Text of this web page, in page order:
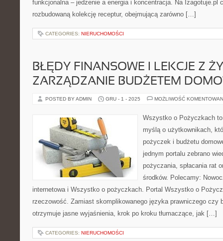
funkcjonalna – jedzenie a energia i koncentracja. Na Izagotuje.pl
rozbudowaną kolekcję receptur, obejmującą zarówno […]
CATEGORIES: NIERUCHOMOŚCI
BŁĘDY FINANSOWE I LEKCJE Z
ZARZĄDZANIE BUDŻETEM
POSTED BY ADMIN GRU - 1 - 2025 MOŻLIWOŚĆ
Wszystko o Pożyczkach
myślą o użytkownikach,
pożyczek i budżetu
jednym portalu zebrano
pożyczania, spłacania rat
środków. Polecamy:
internetowa i Wszystko o pożyczkach. Portal Wszystko o
rzeczowość. Zamiast skomplikowanego języka prawniczego czy
otrzymuje jasne wyjaśnienia, krok po kroku tłumaczące, jak […]
CATEGORIES: NIERUCHOMOŚCI